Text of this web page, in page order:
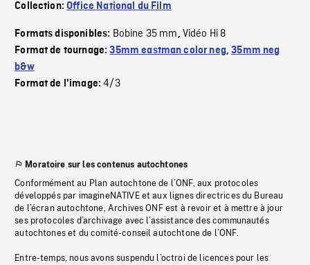
Collection:Office National du Film
Formats disponibles: Bobine 35 mm, Vidéo Hi 8
Format de tournage:35mm eastman color neg,35mm neg
b&w
Format de l'image:4/3
Moratoire sur les contenus autochtones
Conformément au Plan autochtone de l’ONF, aux protocoles
développés par imagineNATIVE et aux lignes directrices du Bureau
de l’écran autochtone, Archives ONF est à revoir et à mettre à jour
ses protocoles d’archivage avec l’assistance des communautés
autochtones et du comité-conseil autochtone de l’ONF.
Entre-temps, nous avons suspendu l’octroi de licences pour les